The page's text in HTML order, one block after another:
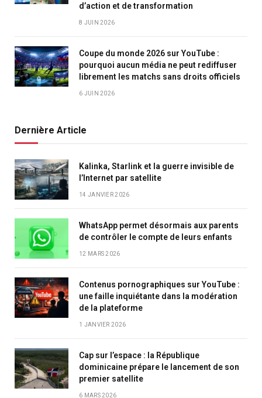
d’action et de transformation
8 JUIN 2026
Coupe du monde 2026 sur YouTube :
pourquoi aucun média ne peut rediffuser
librement les matchs sans droits officiels
6 JUIN 2026
Dernière Article
Kalinka, Starlink et la guerre invisible de
l’Internet par satellite
14 JANVIER 2026
WhatsApp permet désormais aux parents
de contrôler le compte de leurs enfants
12 MARS 2026
Contenus pornographiques sur YouTube :
une faille inquiétante dans la modération
de la plateforme
1 JANVIER 2026
Cap sur l’espace : la République
dominicaine prépare le lancement de son
premier satellite
6 MARS 2026